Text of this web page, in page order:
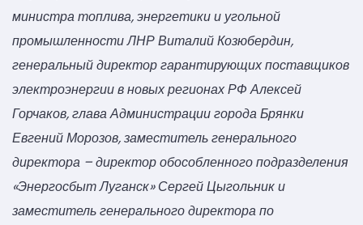
министра топлива, энергетики и угольной
промышленности ЛНР Виталий Козюбердин,
генеральный директор гарантирующих поставщиков
электроэнергии в новых регионах РФ Алексей
Горчаков, глава Администрации города Брянки
Евгений Морозов, заместитель генерального
директора – директор обособленного подразделения
«Энергосбыт Луганск» Сергей Цыгольник и
заместитель генерального директора по